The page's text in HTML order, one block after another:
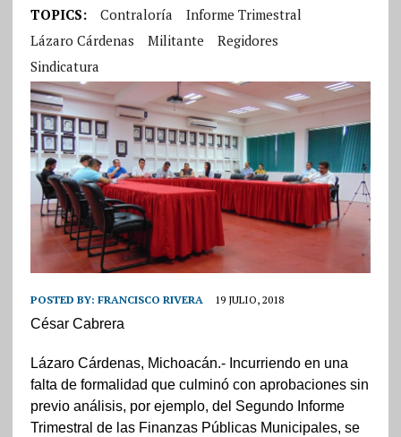
TOPICS: Contraloría
Informe Trimestral
Lázaro Cárdenas
Militante
Regidores
Sindicatura
POSTED BY: FRANCISCO RIVERA 19 JULIO, 2018
César Cabrera
Lázaro Cárdenas, Michoacán.- Incurriendo en una
falta de formalidad que culminó con aprobaciones sin
previo análisis, por ejemplo, del Segundo Informe
Trimestral de las Finanzas Públicas Municipales, se